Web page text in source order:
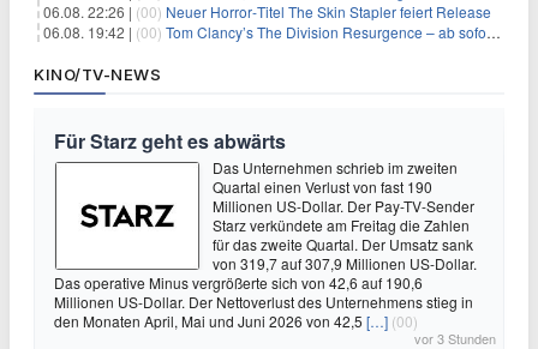
06.08. 22:26 | (00) Neuer Horror‑Titel The Skin Stapler feiert Release
06.08. 19:42 | (00) Tom Clancy’s The Division Resurgence – ab sofort für euch verfügbar
KINO/TV-NEWS
Für Starz geht es abwärts
Das Unternehmen schrieb im zweiten
Quartal einen Verlust von fast 190
Millionen US-Dollar. Der Pay-TV-Sender
Starz verkündete am Freitag die Zahlen
für das zweite Quartal. Der Umsatz sank
von 319,7 auf 307,9 Millionen US-Dollar.
Das operative Minus vergrößerte sich von 42,6 auf 190,6
Millionen US-Dollar. Der Nettoverlust des Unternehmens stieg in
den Monaten April, Mai und Juni 2026 von 42,5 […] (00)
vor 3 Stunden